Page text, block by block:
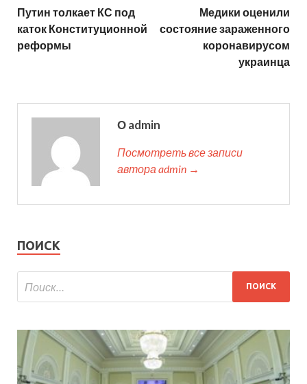
Путин толкает КС под
каток Конституционной
реформы
Медики оценили
состояние зараженного
коронавирусом
украинца
О admin
Посмотреть все записи
автора admin →
ПОИСК